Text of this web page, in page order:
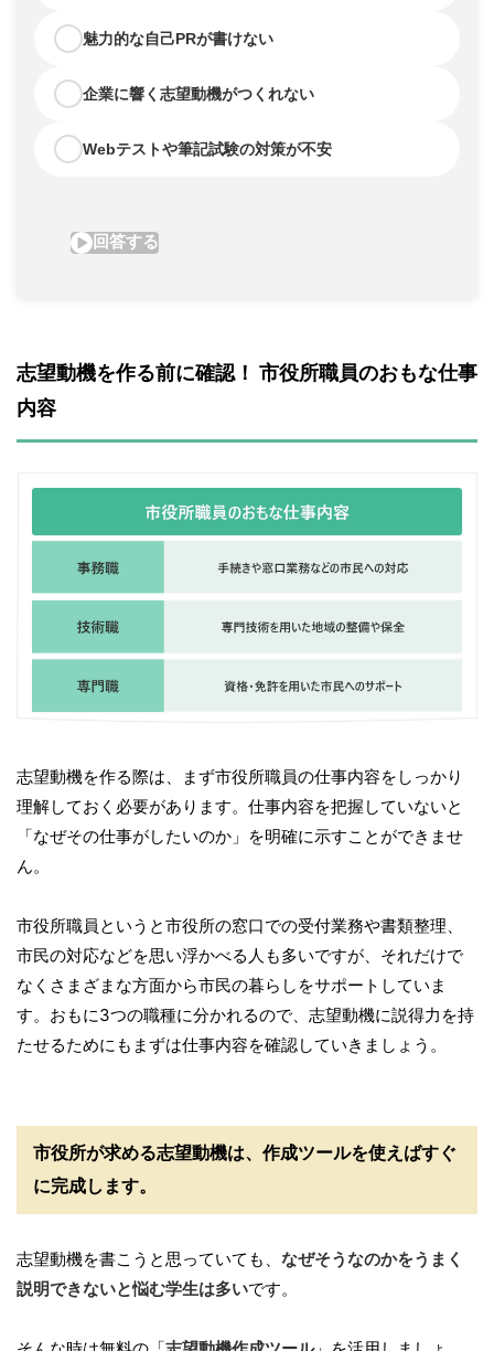
志望動機を作る前に確認！ 市役所職員のおもな仕事
内容
志望動機を作る際は、まず市役所職員の仕事内容をしっかり
理解しておく必要があります。仕事内容を把握していないと
「なぜその仕事がしたいのか」を明確に示すことができませ
ん。
市役所職員というと市役所の窓口での受付業務や書類整理、
市民の対応などを思い浮かべる人も多いですが、それだけで
なくさまざまな方面から市民の暮らしをサポートしていま
す。おもに3つの職種に分かれるので、志望動機に説得力を持
たせるためにもまずは仕事内容を確認していきましょう。
市役所が求める志望動機は、作成ツールを使えばすぐ
に完成します。
志望動機を書こうと思っていても、 なぜそうなのかをうまく
説明できないと悩む学生は多いです。